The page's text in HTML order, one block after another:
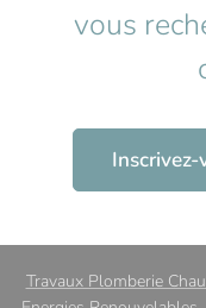
vous
Travaux Plomberie